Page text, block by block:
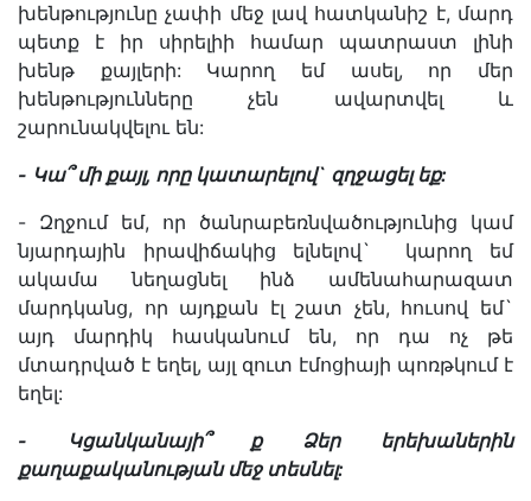
խենթությունը չափի մեջ լավ հատկանիշ է, մարդ
պետք է իր սիրելիի համար պատրաստ լինի
խենթ քայլերի: Կարող եմ ասել, որ մեր
խենթությունները չեն ավարտվել և
շարունակվելու են:
- Կա՞ մի քայլ, որը կատարելով` զղջացել եք:
- Զղջում եմ, որ ծանրաբեռնվածությունից կամ
նյարդային իրավիճակից ելնելով` կարող եմ
ակամա նեղացնել ինձ ամենահարազատ
մարդկանց, որ այդքան էլ շատ չեն, հուսով եմ`
այդ մարդիկ հասկանում են, որ դա ոչ թե
մտադրված է եղել, այլ զուտ էմոցիայի պոռթկում է
եղել:
-
Կցանկանայի՞ ք Ձեր
երեխաներին
քաղաքականության մեջ տեսնել: